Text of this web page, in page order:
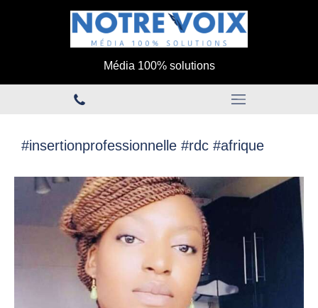
Média 100% solutions
#insertionprofessionnelle #rdc #afrique